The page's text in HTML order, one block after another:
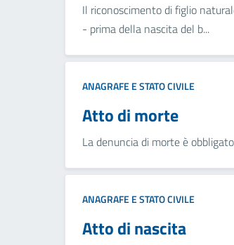
Il riconoscimento di figlio
- prima della nascita del b...
ANAGRAFE E STATO CIVILE
Atto di morte
La denuncia di morte è
ANAGRAFE E STATO CIVILE
Atto di nascita